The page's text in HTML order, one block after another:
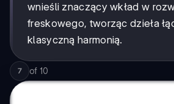
wnieśli znaczący wkład w
freskowego, tworząc dzieła
klasyczną harmonią.
7 of 10